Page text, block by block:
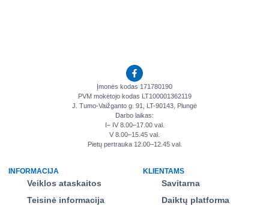
Įmonės kodas 171780190
PVM mokėtojo kodas LT100001362119
J. Tumo-Vaižganto g. 91, LT-90143, Plungė
Darbo laikas:
I– IV 8.00–17.00 val.
V 8.00–15.45 val.
Pietų pertrauka 12.00–12.45 val.
INFORMACIJA
Veiklos ataskaitos
Teisinė informacija
KLIENTAMS
Savitarna
Daiktų platforma